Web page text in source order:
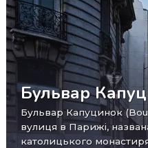
Бульвар
Бульвар Капуцинок (Boulevard des Capucines) –
вулиця в Парижі,
католицького